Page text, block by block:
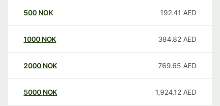
500 NOK 192.41 AED
1000 NOK 384.82 AED
2000 NOK 769.65 AED
5000 NOK 1,924.12 AED